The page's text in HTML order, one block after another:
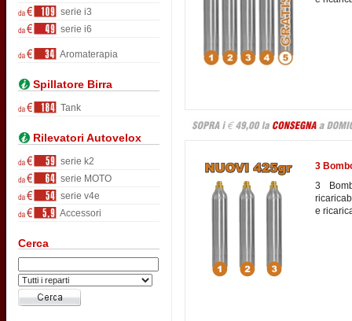
serie i3
serie i6
Aromaterapia
Spillatore Birra
Tank
Rilevatori Autovelox
serie k2
serie MOTO
serie v4e
Accessori
Cerca
3
3
e